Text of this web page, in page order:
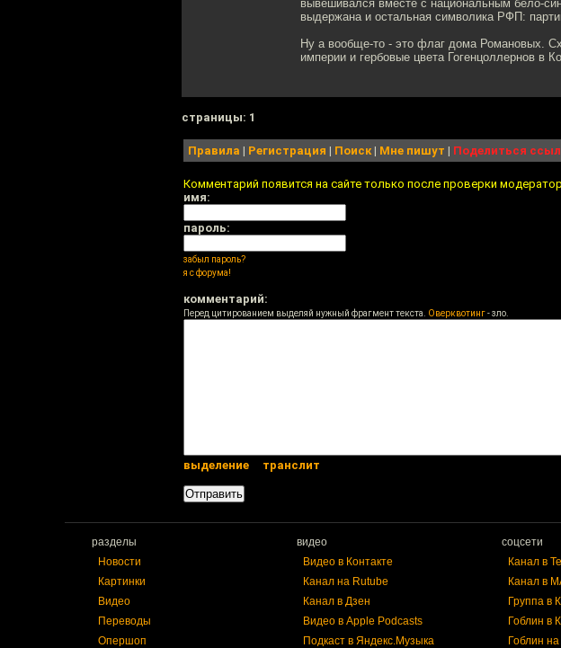
вывешивался вместе с национальным бело-
выдержана и остальная символика РФП:
Ну а вообще-то - это флаг дома Романовых.
империи и гербовые цвета Гогенцоллернов в
cтраницы: 1
Правила | Регистрация | Поиск| Мне пишут | Поделиться
Комментарий появится на сайте только после проверки
имя:
пароль:
забыл пароль?
я с форума!
комментарий:
Перед цитированием выделяй нужный фрагмент текста. Оверквотинг- зло.
выделение транслит
разделы
Новости
Картинки
Видео
Переводы
Опершоп
видео
Видео в Контакте
Канал на Rutube
Канал в Дзен
Видео в Apple Podcasts
Подкаст в Яндекс.Музыка
соцсети
Канал в
Канал в
Группа в
Гоблин в
Гоблин